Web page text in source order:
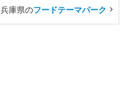
兵庫県のフードテーマパーク